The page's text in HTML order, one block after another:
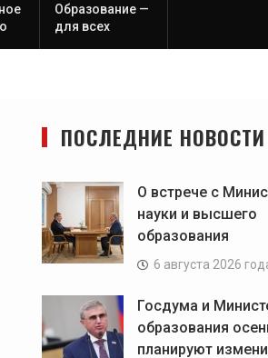
Образование —
для всех
ПОСЛЕДНИЕ НОВОСТИ
О встрече с
науки и высшего
образования
6 августа 2026
Госдума и
образования
планируют